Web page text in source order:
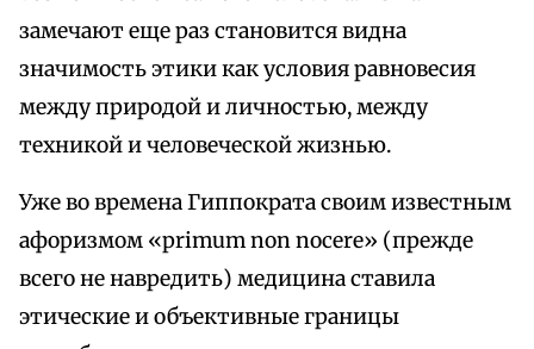
замечают еще раз становится видна
значимость этики как условия равновесия
между природой и личностью, между
техникой и человеческой жизнью.
Уже во времена Гиппократа своим известным
афоризмом «primum non nocere» (прежде
всего не навредить) медицина ставила
этические и объективные границы